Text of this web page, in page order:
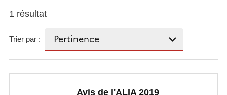
1 résultat
Trier par :
Avis de l'ALIA 2019